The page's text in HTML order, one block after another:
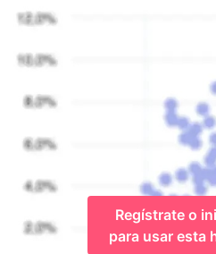
Regístrate o
para usar esta